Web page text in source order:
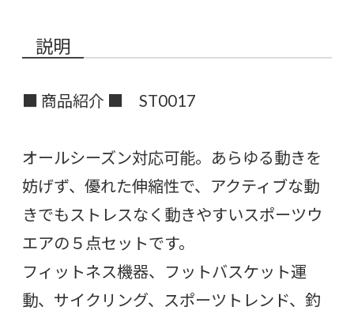
説明
■ 商品紹介 ■ ST0017
オールシーズン対応可能。あらゆる動きを
妨げず、優れた伸縮性で、アクティブな動
きでもストレスなく動きやすいスポーツウ
エアの５点セットです。
フィットネス機器、フットバスケット運
動、サイクリング、スポーツトレンド、釣